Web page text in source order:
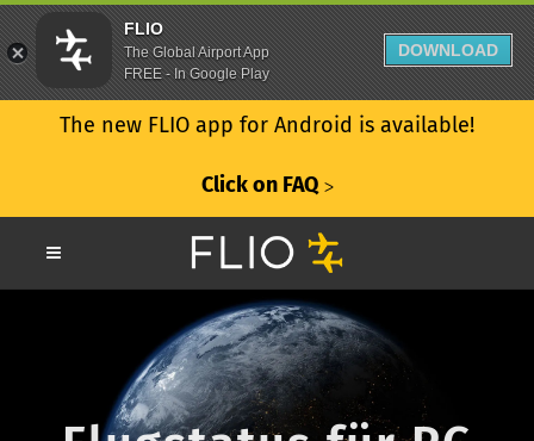
The new FLIO app for Android is available!
Click on FAQ ᐳ
FLIO
The Global Airport App
FREE - In Google Play
DOWNLOAD